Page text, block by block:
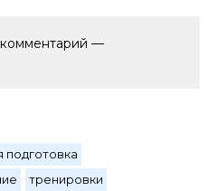
комментарий —
подготовка
тренировки